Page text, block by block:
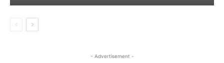
- Advertisement -